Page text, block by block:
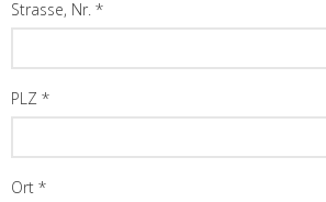
Strasse, Nr. *
PLZ *
Ort *